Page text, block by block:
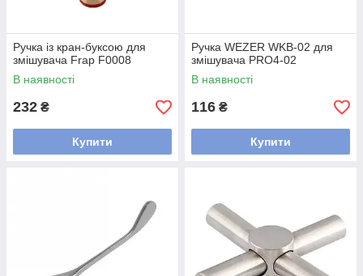
Ручка із кран-буксою для
змішувача Frap F0008
В наявності
232 ₴
Купити
Ручка WEZER WKB-02 для
змішувача PRO4-02
В наявності
116 ₴
Купити